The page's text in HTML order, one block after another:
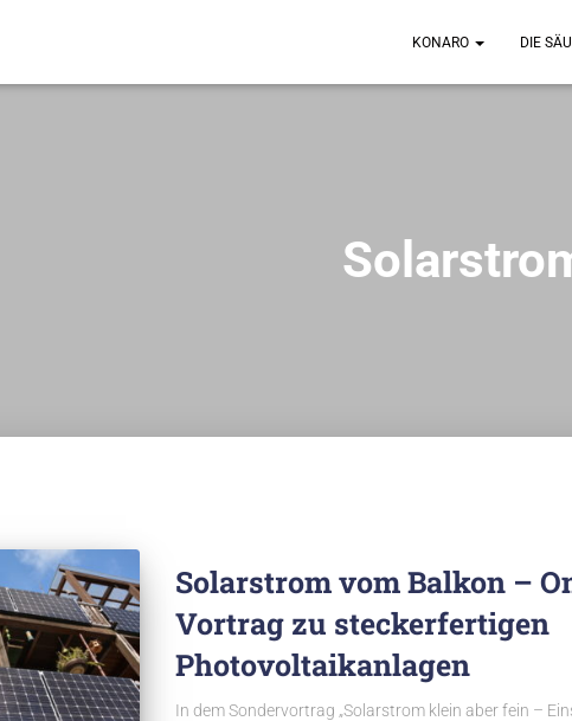
KONARO DIE
Solarstrom vom Balkon –
Vortrag zu steckerfertigen
Photovoltaikanlagen
In dem Sondervortrag „Solarstrom klein aber fein –